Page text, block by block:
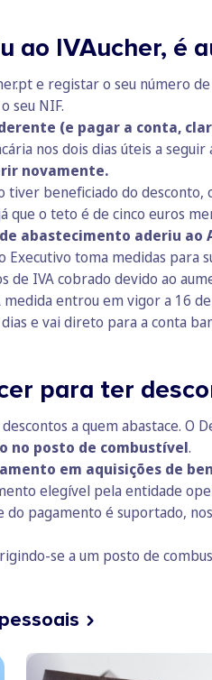
ao IVAucher, é
e registar o seu número
seu NIF.
(e pagar a conta,
nos dois dias úteis a
novamente.
beneficiado do
o teto é de cinco euros
abastecimento aderiu ao
Executivo toma medidas
de IVA cobrado devido ao
entrou em vigor a 16
e vai direto para a conta
para ter
a quem abastace. O
no posto de combustível.
em aquisições de
elegível pela entidade
pagamento é suportado,
se a um posto de